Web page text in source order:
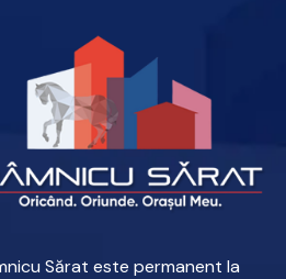
Sărat este permanent la